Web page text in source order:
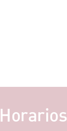
Horarios